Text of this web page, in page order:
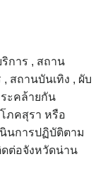
การ , สถาน
สถานบันเทิง , ผับ
ะคล้ายกัน
ภคสุรา หรือ
นการปฏิบัติตาม
ต่อจังหวัดน่าน